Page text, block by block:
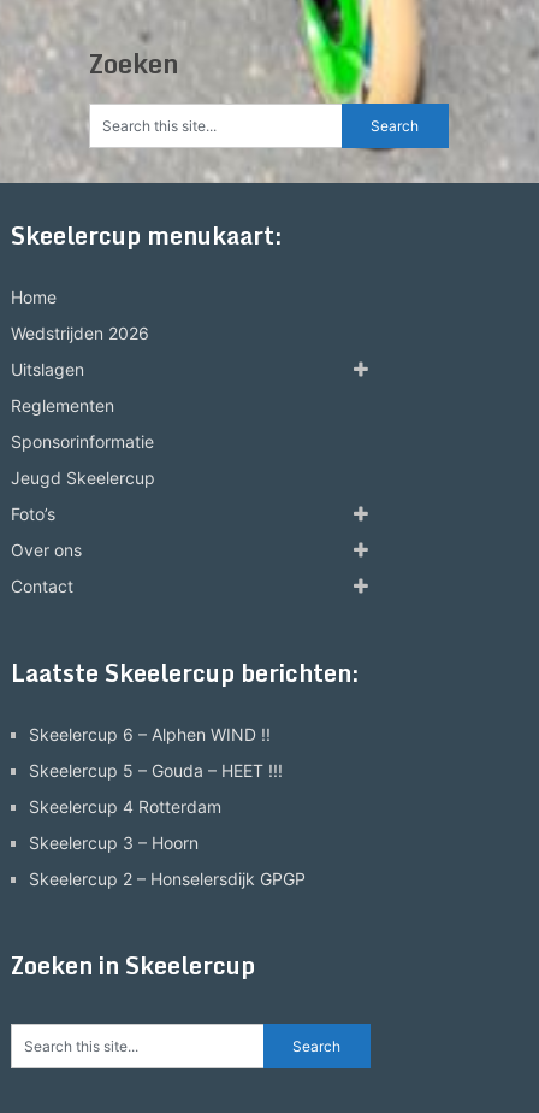
Zoeken
Skeelercup menukaart:
Home
Wedstrijden 2026
Uitslagen
Reglementen
Sponsorinformatie
Jeugd Skeelercup
Foto’s
Over ons
Contact
Laatste Skeelercup berichten:
Skeelercup 6 – Alphen WIND !!
Skeelercup 5 – Gouda – HEET !!!
Skeelercup 4 Rotterdam
Skeelercup 3 – Hoorn
Skeelercup 2 – Honselersdijk GPGP
Zoeken in Skeelercup